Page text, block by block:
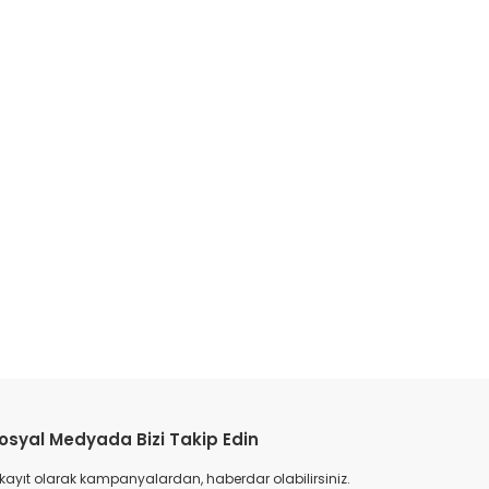
Medyada Bizi Takip Edin
olarak kampanyalardan, haberdar olabilirsiniz.